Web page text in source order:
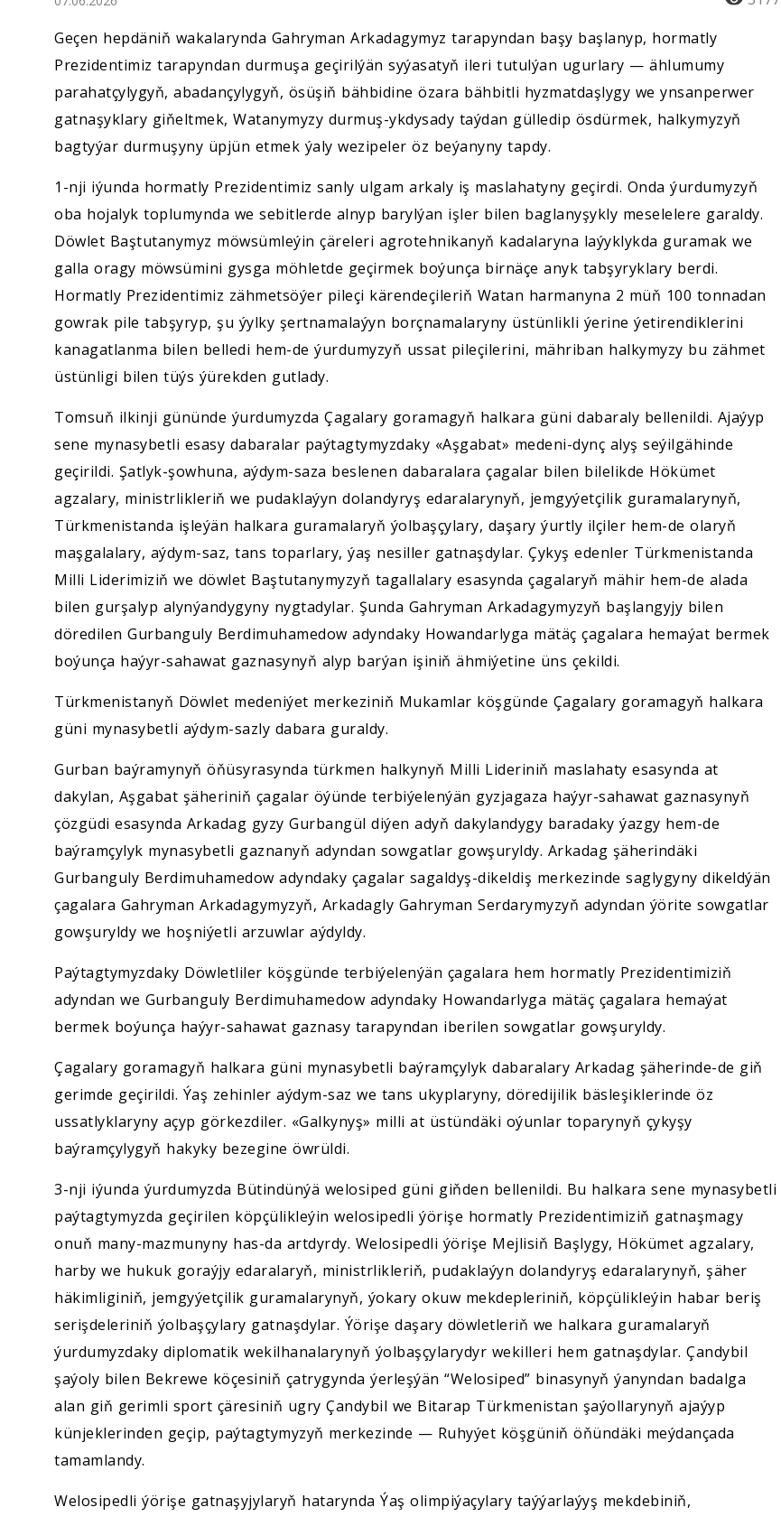
Jemgyýet
Ylym
Sport
Geçen hepdäniň wakalarynda Gahryman Arkadagymyz tarapyndan başy başlanyp, hormatly
Prezidentimiz tarapyndan durmuşa geçirilýän syýasatyň ileri tutulýan ugurlary — ählumumy
parahatçylygyň, abadançylygyň, ösüşiň bähbidine özara bähbitli hyzmatdaşlygy we ynsanperwer
gatnaşyklary giňeltmek, Watanymyzy durmuş-ykdysady taýdan gülledip ösdürmek, halkymyzyň
bagtyýar durmuşyny üpjün etmek ýaly wezipeler öz beýanyny tapdy.
1-nji iýunda hormatly Prezidentimiz sanly ulgam arkaly iş maslahatyny geçirdi. Onda ýurdumyzyň
oba hojalyk toplumynda we sebitlerde alnyp barylýan işler bilen baglanyşykly meselelere garaldy.
Döwlet Baştutanymyz möwsümleýin çäreleri agrotehnikanyň kadalaryna laýyklykda guramak we
galla oragy möwsümini gysga möhletde geçirmek boýunça birnäçe anyk tabşyryklary berdi.
Hormatly Prezidentimiz zähmetsöýer pileçi kärendeçileriň Watan harmanyna 2 müň 100 tonnadan
gowrak pile tabşyryp, şu ýylky şertnamalaýyn borçnamalaryny üstünlikli ýerine ýetirendiklerini
kanagatlanma bilen belledi hem-de ýurdumyzyň ussat pileçilerini, mähriban halkymyzy bu zähmet
üstünligi bilen tüýs ýürekden gutlady.
Tomsuň ilkinji gününde ýurdumyzda Çagalary goramagyň halkara güni dabaraly bellenildi. Ajaýyp
sene mynasybetli esasy dabaralar paýtagtymyzdaky «Aşgabat» medeni-dynç alyş seýilgähinde
geçirildi. Şatlyk-şowhuna, aýdym-saza beslenen dabaralara çagalar bilen bilelikde Hökümet
agzalary, ministrlikleriň we pudaklaýyn dolandyryş edaralarynyň, jemgyýetçilik guramalarynyň,
Türkmenistanda işleýän halkara guramalaryň ýolbaşçylary, daşary ýurtly ilçiler hem-de olaryň
maşgalalary, aýdym-saz, tans toparlary, ýaş nesiller gatnaşdylar. Çykyş edenler Türkmenistanda
Milli Liderimiziň we döwlet Baştutanymyzyň tagallalary esasynda çagalaryň mähir hem-de alada
bilen gurşalyp alynýandygyny nygtadylar. Şunda Gahryman Arkadagymyzyň başlangyjy bilen
döredilen Gurbanguly Berdimuhamedow adyndaky Howandarlyga mätäç çagalara hemaýat bermek
boýunça haýyr-sahawat gaznasynyň alyp barýan işiniň ähmiýetine üns çekildi.
Türkmenistanyň Döwlet medeniýet merkeziniň Mukamlar köşgünde Çagalary goramagyň halkara
güni mynasybetli aýdym-sazly dabara guraldy.
Gurban baýramynyň öňüsyrasynda türkmen halkynyň Milli Lideriniň maslahaty esasynda at
dakylan, Aşgabat şäheriniň çagalar öýünde terbiýelenýän gyzjagaza haýyr-sahawat gaznasynyň
çözgüdi esasynda Arkadag gyzy Gurbangül diýen adyň dakylandygy baradaky ýazgy hem-de
baýramçylyk mynasybetli gaznanyň adyndan sowgatlar gowşuryldy. Arkadag şäherindäki
Gurbanguly Berdimuhamedow adyndaky çagalar sagaldyş-dikeldiş merkezinde saglygyny dikeldýän
çagalara Gahryman Arkadagymyzyň, Arkadagly Gahryman Serdarymyzyň adyndan ýörite sowgatlar
gowşuryldy we hoşniýetli arzuwlar aýdyldy.
Paýtagtymyzdaky Döwletliler köşgünde terbiýelenýän çagalara hem hormatly Prezidentimiziň
adyndan we Gurbanguly Berdimuhamedow adyndaky Howandarlyga mätäç çagalara hemaýat
bermek boýunça haýyr-sahawat gaznasy tarapyndan iberilen sowgatlar gowşuryldy.
Çagalary goramagyň halkara güni mynasybetli baýramçylyk dabaralary Arkadag şäherinde-de giň
gerimde geçirildi. Ýaş zehinler aýdym-saz we tans ukyplaryny, döredijilik bäsleşiklerinde öz
ussatlyklaryny açyp görkezdiler. «Galkynyş» milli at üstündäki oýunlar toparynyň çykyşy
baýramçylygyň hakyky bezegine öwrüldi.
3-nji iýunda ýurdumyzda Bütindünýä welosiped güni giňden bellenildi. Bu halkara sene mynasybetli
paýtagtymyzda geçirilen köpçülikleýin welosipedli ýörişe hormatly Prezidentimiziň gatnaşmagy
onuň many-mazmunyny has-da artdyrdy. Welosipedli ýörişe Mejlisiň Başlygy, Hökümet agzalary,
harby we hukuk goraýjy edaralaryň, ministrlikleriň, pudaklaýyn dolandyryş edaralarynyň, şäher
häkimliginiň, jemgyýetçilik guramalarynyň, ýokary okuw mekdepleriniň, köpçülikleýin habar beriş
serişdeleriniň ýolbaşçylary gatnaşdylar. Ýörişe daşary döwletleriň we halkara guramalaryň
ýurdumyzdaky diplomatik wekilhanalarynyň ýolbaşçylarydyr wekilleri hem gatnaşdylar. Çandybil
şaýoly bilen Bekrewe köçesiniň çatrygynda ýerleşýän “Welosiped” binasynyň ýanyndan badalga
alan giň gerimli sport çäresiniň ugry Çandybil we Bitarap Türkmenistan şaýollarynyň ajaýyp
künjeklerinden geçip, paýtagtymyzyň merkezinde — Ruhyýet köşgüniň öňündäki meýdançada
tamamlandy.
Welosipedli ýörişe gatnaşyjylaryň hatarynda Ýaş olimpiýaçylary taýýarlaýyş mekdebiniň,